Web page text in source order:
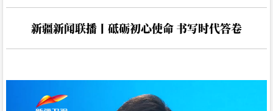
新疆新闻联播丨砥砺初心使命 书写时代答卷